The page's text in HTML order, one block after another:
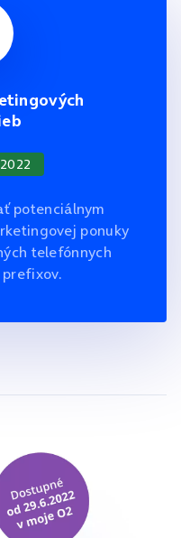
potenciálnym
ponuky
telefónnych